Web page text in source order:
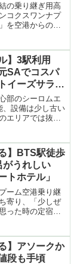
の乗り継ぎ用高
コクスワンナプ
を空港からの行
】3駅利用
SAでコスパ
イーズサラデ
部のシーロムエ
、設備は少し古い
エリアでは抜群
】BTS駅徒歩
がうれしい
トホテル」
ーム空港乗り継
寄り、「少しぜ
った時の定宿に
た……
】アソークか
段も手頃